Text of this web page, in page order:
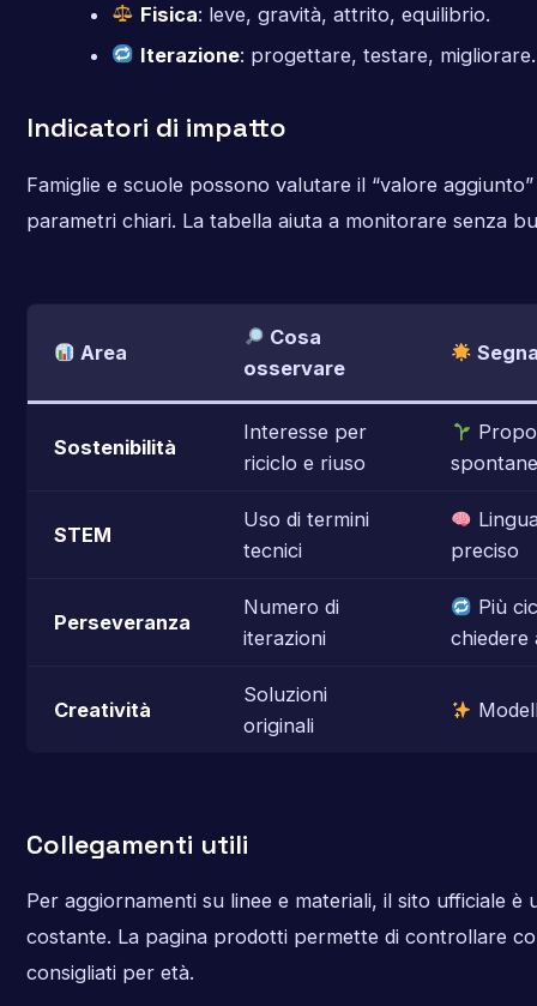
Fisica: leve, gravità, attrito, equilibrio.
Iterazione: progettare, testare, migliorare.
Indicatori di impatto
Famiglie e scuole possono valutare il “valore
parametri chiari. La tabella aiuta a monitorare senza
Area
Cosa
osservare
Sostenibilità
Interesse per
riciclo e riuso
STEM
Uso di termini
tecnici
preciso
Perseveranza
Numero di
iterazioni
Più
chiedere
Creatività
Soluzioni
originali
Collegamenti utili
Per aggiornamenti su linee e materiali, il sito ufficiale è
costante. La pagina prodotti permette di controllare
consigliati per età.